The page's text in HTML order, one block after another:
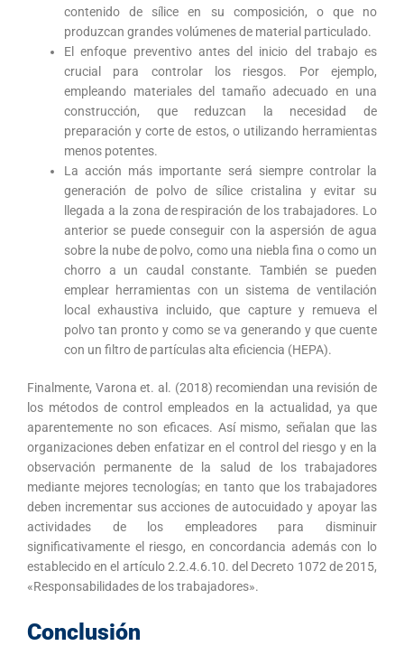
contenido de sílice en su composición, o que no
produzcan grandes volúmenes de material particulado.
El enfoque preventivo antes del inicio del trabajo es
crucial para controlar los riesgos. Por ejemplo,
empleando materiales del tamaño adecuado en una
construcción, que reduzcan la necesidad de
preparación y corte de estos, o utilizando herramientas
menos potentes.
La acción más importante será siempre controlar la
generación de polvo de sílice cristalina y evitar su
llegada a la zona de respiración de los trabajadores. Lo
anterior se puede conseguir con la aspersión de agua
sobre la nube de polvo, como una niebla fina o como un
chorro a un caudal constante. También se pueden
emplear herramientas con un sistema de ventilación
local exhaustiva incluido, que capture y remueva el
polvo tan pronto y como se va generando y que cuente
con un filtro de partículas alta eficiencia (HEPA).
Finalmente, Varona et. al. (2018) recomiendan una revisión de
los métodos de control empleados en la actualidad, ya que
aparentemente no son eficaces. Así mismo, señalan que las
organizaciones deben enfatizar en el control del riesgo y en la
observación permanente de la salud de los trabajadores
mediante mejores tecnologías; en tanto que los trabajadores
deben incrementar sus acciones de autocuidado y apoyar las
actividades de los empleadores para disminuir
significativamente el riesgo, en concordancia además con lo
establecido en el artículo 2.2.4.6.10. del Decreto 1072 de 2015,
«Responsabilidades de los trabajadores».
Conclusión